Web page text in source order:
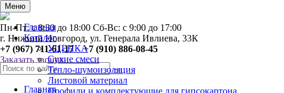
Меню
Главная
Каталог
УЦЕНКА
Сухие смеси
Тепло-шумоизоляция
Листовой материал
Профили и комплектующие для гипсокартона
0
Пн-Пт: с 8:30 до 18:00 Сб-Вс: с 9:00 до 17:00
г. Нижний Новгород, ул. Генерала Ивлиева, 33К
+7 (967) 711-61-17 +7 (910) 886-08-45
Заказать звонок
Главная